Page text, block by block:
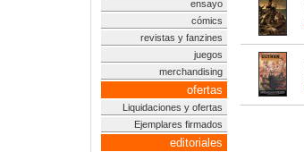
ensayo
cómics
revistas y fanzines
juegos
merchandising
ofertas
Liquidaciones y ofertas
Ejemplares firmados
editoriales